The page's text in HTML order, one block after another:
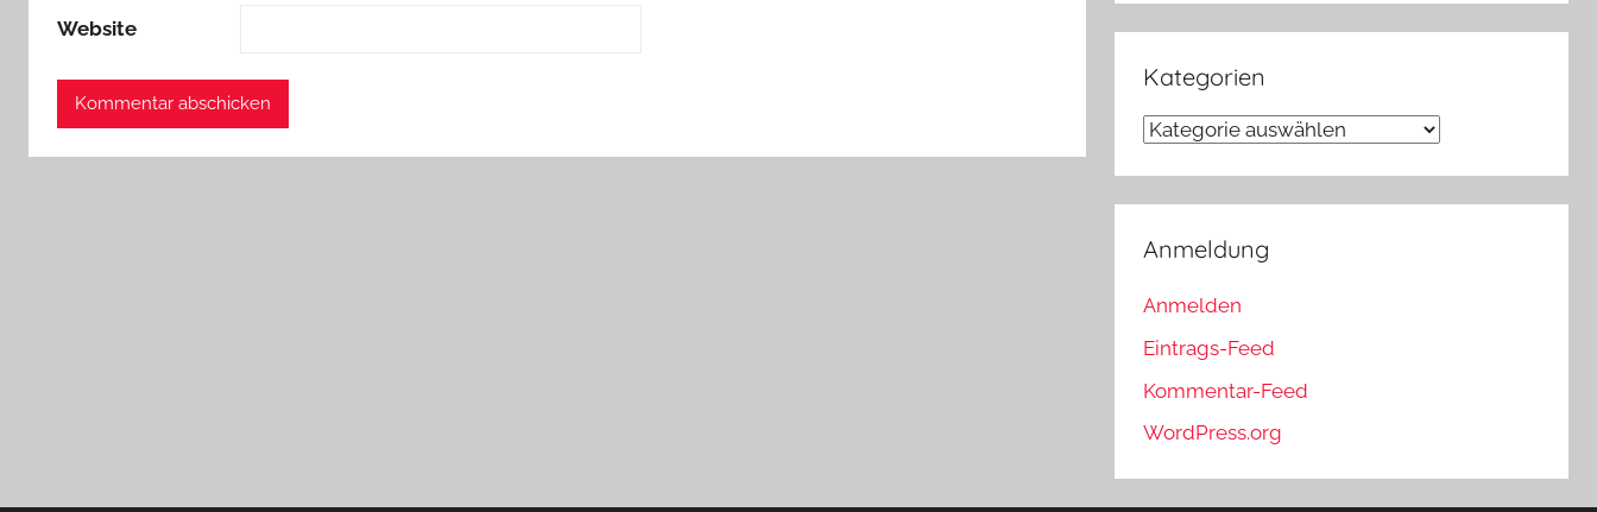
Website
Kategorien
Kategorien
Anmeldung
Anmelden
Eintrags-Feed
Kommentar-Feed
WordPress.org